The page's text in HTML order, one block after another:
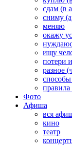
сдам (в
сниму
меняю
окажу
ищу
потери
разное
правила
Фото
Афиша
вся
кино
театр